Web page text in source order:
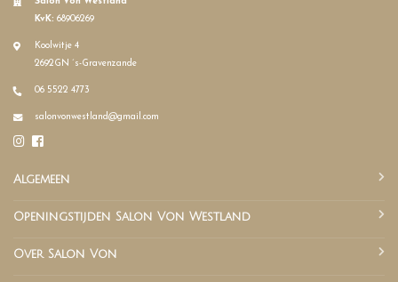
KvK: 68906269
Koolwitje 4
2692GN ´s-Gravenzande
06 5522 4773
salonvonwestland@gmail.com
Algemeen
Openingstijden Salon Von Westland
Over Salon Von